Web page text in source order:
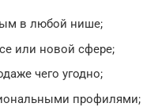
в любой нише;
или новой сфере;
чего угодно;
профилями;